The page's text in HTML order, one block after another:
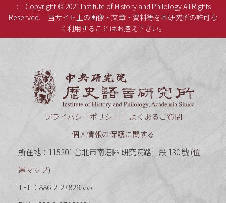
:::
Copyright © 2021 Institute of History and Philology All Rights
Reserved.
当サイト上の画像・文章・資料等を本研究所の許可な
く利用することはお控え下さい。
プライバシーポリシー
よくあるご質問
個人情報の保護に関する
所在地：115201 台北市南港區 研究院路二段 130 號 (位
置マップ)
TEL：886-2-27829555